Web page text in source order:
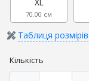
70.00 см
Таблиця розмірів
Кількість